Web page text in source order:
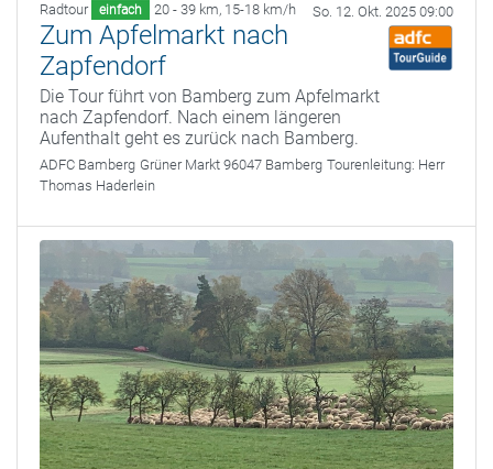
Radtour einfach 20 - 39 km, 15-18 km/h So. 12. Okt. 2025 09:00
Zum Apfelmarkt nach
Zapfendorf
Die Tour führt von Bamberg zum Apfelmarkt
nach Zapfendorf. Nach einem längeren
Aufenthalt geht es zurück nach Bamberg.
ADFC Bamberg Grüner Markt 96047 Bamberg Tourenleitung: Herr
Thomas Haderlein